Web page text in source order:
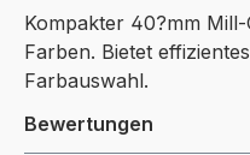
Kompakter 40?mm
Farben. Bietet
Farbauswahl.
Bewertungen